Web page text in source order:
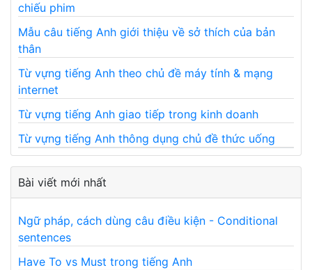
chiếu phim
Mẫu câu tiếng Anh giới thiệu về sở thích của bản
thân
Từ vựng tiếng Anh theo chủ đề máy tính & mạng
internet
Từ vựng tiếng Anh giao tiếp trong kinh doanh
Từ vựng tiếng Anh thông dụng chủ đề thức uống
Bài viết mới nhất
Ngữ pháp, cách dùng câu điều kiện - Conditional
sentences
Have To vs Must trong tiếng Anh